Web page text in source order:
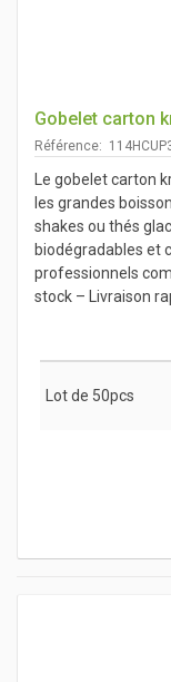
Gobelet carton
Référence:
Le gobelet carton
les grandes
shakes ou thés
biodégradables et
professionnels
stock – Livraison
Lot de 50pcs